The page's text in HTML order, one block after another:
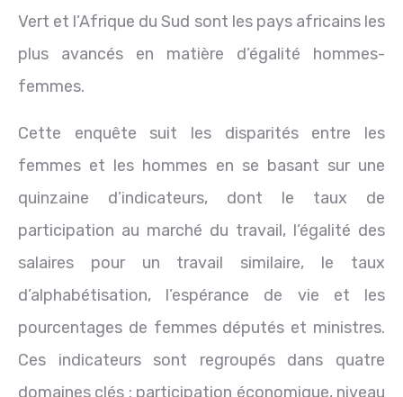
Vert et l’Afrique du Sud sont les pays africains les
plus avancés en matière d’égalité hommes-
femmes.
Cette enquête suit les disparités entre les
femmes et les hommes en se basant sur une
quinzaine d’indicateurs, dont le taux de
participation au marché du travail, l’égalité des
salaires pour un travail similaire, le taux
d’alphabétisation, l’espérance de vie et les
pourcentages de femmes députés et ministres.
Ces indicateurs sont regroupés dans quatre
domaines clés : participation économique, niveau